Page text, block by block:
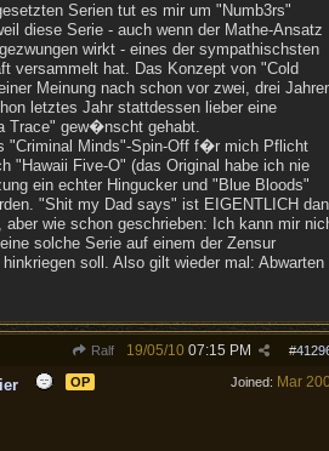
Serien tut es mir um "Numb3rs"
diese Serie - auch wenn der Mathe-Ansatz
wirkt - eines der sympathischsten
versammelt hat. Das Konzept von "Cold
Meinung nach schon vor zwei, drei
letztes Jahr stattdessen lieber eine
Trace" gew�nscht gehabt.
"Criminal Minds"-Spin-Off f�r mich Pflicht
"Hawaii Five-O" (das Original habe ich nie
ein echter Hingucker und "Blue Bloods"
"Shit my Dad says" ist EIGENTLICH
wie schon geschrieben: Ich kann mir
solche Serie auf einem der Zensur
soll. Also gilt wieder mal: Abwarten
Ralf #
19/05/10 07:15 PM
Joined: Mar
OP